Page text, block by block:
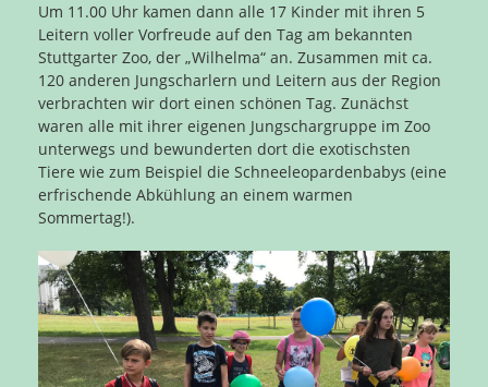
Um 11.00 Uhr kamen dann alle 17 Kinder mit ihren 5
Leitern voller Vorfreude auf den Tag am bekannten
Stuttgarter Zoo, der „Wilhelma“ an. Zusammen mit ca.
120 anderen Jungscharlern und Leitern aus der Region
verbrachten wir dort einen schönen Tag. Zunächst
waren alle mit ihrer eigenen Jungschargruppe im Zoo
unterwegs und bewunderten dort die exotischsten
Tiere wie zum Beispiel die Schneeleopardenbabys (eine
erfrischende Abkühlung an einem warmen
Sommertag!).